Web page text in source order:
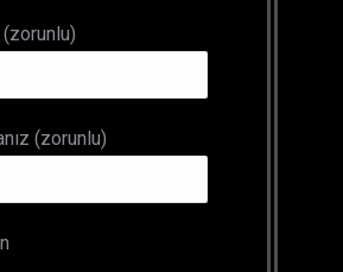
(zorunlu)
(zorunlu)